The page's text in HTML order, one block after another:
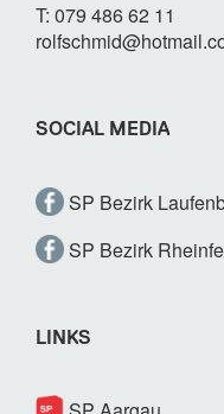
T: 079 486 62 11
SOCIAL MEDIA
SP Bezirk
SP Bezirk
LINKS